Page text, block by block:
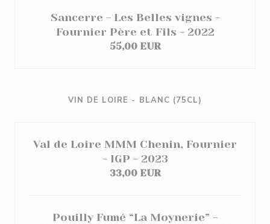
Sancerre - Les Belles vignes -
Fournier Père et Fils - 2022
55,00 EUR
VIN DE LOIRE - BLANC (75CL)
Val de Loire MMM Chenin, Fournier
- IGP - 2023
33,00 EUR
Pouilly Fumé “La Moynerie” -